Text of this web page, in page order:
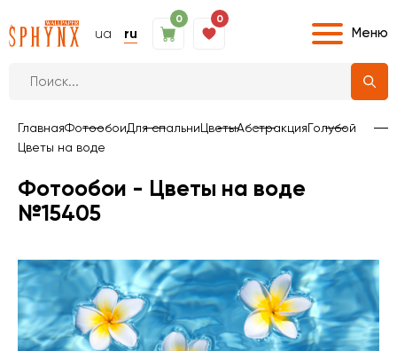
ua ru
0 0
Меню
ГлавнаяФотообоиДля спальниЦветыАбстракцияГолубой
Цветы на воде
Фотообои - Цветы на воде
№15405